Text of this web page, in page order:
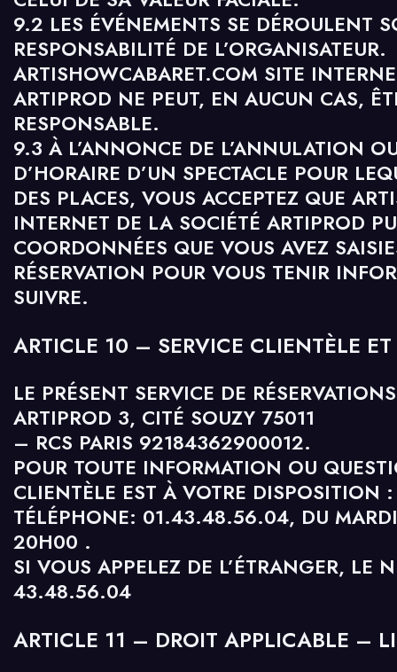
9.2 LES ÉVÉNEMENTS SE DÉROULENT
RESPONSABILITÉ DE L’ORGANISATEUR.
ARTISHOWCABARET.COM SITE
ARTIPROD NE PEUT, EN AUCUN CAS,
RESPONSABLE.
9.3 À L’ANNONCE DE L’ANNULATION
D’HORAIRE D’UN SPECTACLE POUR
DES PLACES, VOUS ACCEPTEZ QUE
INTERNET DE LA SOCIÉTÉ ARTIPROD
COORDONNÉES QUE VOUS AVEZ
RÉSERVATION POUR VOUS TENIR
SUIVRE.
ARTICLE 10 – SERVICE CLIENTÈLE
LE PRÉSENT SERVICE DE
ARTIPROD 3, CITÉ SOUZY 75011
– RCS PARIS 92184362900012.
POUR TOUTE INFORMATION OU
CLIENTÈLE EST À VOTRE DISPOSITION :
TÉLÉPHONE: 01.43.48.56.04, DU
20H00 .
SI VOUS APPELEZ DE L’ÉTRANGER, LE
43.48.56.04
ARTICLE 11 – DROIT APPLICABLE –